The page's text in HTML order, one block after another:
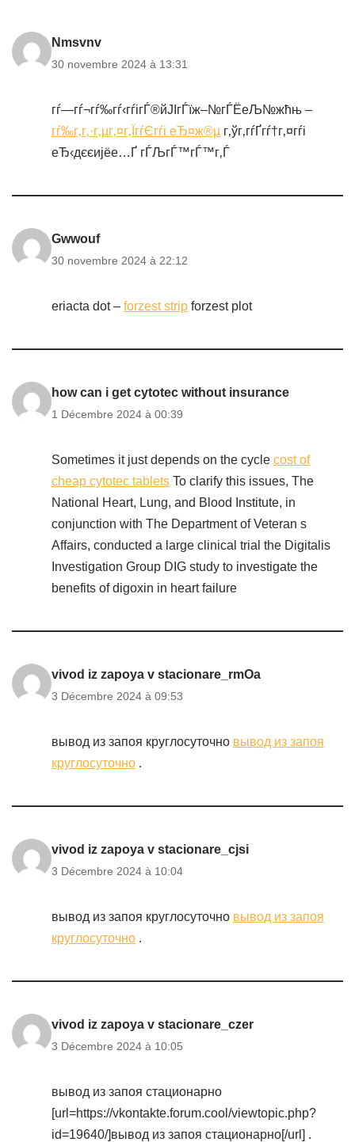
Nmsvnv
30 novembre 2024 à 13:31
гѓ—гѓ¬гѓ‰гѓ‹гѓігЃ®йЈІгЃїж–№гЃЁеЉ№жћњ –
гѓ‰г‚­г‚·г‚µг‚¤г‚ЇгѓЄгѓі еЂ¤ж®µ г‚ўг‚­гѓҐгѓ†г‚¤гѓі
еЂ‹дєєијёе…Ґ гЃЉгЃ™гЃ™г‚Ѓ
Gwwouf
30 novembre 2024 à 22:12
eriacta dot – forzest strip forzest plot
how can i get cytotec without insurance
1 Décembre 2024 à 00:39
Sometimes it just depends on the cycle cost of
cheap cytotec tablets To clarify this issues, The
National Heart, Lung, and Blood Institute, in
conjunction with The Department of Veteran s
Affairs, conducted a large clinical trial the Digitalis
Investigation Group DIG study to investigate the
benefits of digoxin in heart failure
vivod iz zapoya v stacionare_rmOa
3 Décembre 2024 à 09:53
вывод из запоя круглосуточно вывод из запоя
круглосуточно .
vivod iz zapoya v stacionare_cjsi
3 Décembre 2024 à 10:04
вывод из запоя круглосуточно вывод из запоя
круглосуточно .
vivod iz zapoya v stacionare_czer
3 Décembre 2024 à 10:05
вывод из запоя стационарно
[url=https://vkontakte.forum.cool/viewtopic.php?
id=19640/]вывод из запоя стационарно[/url] .